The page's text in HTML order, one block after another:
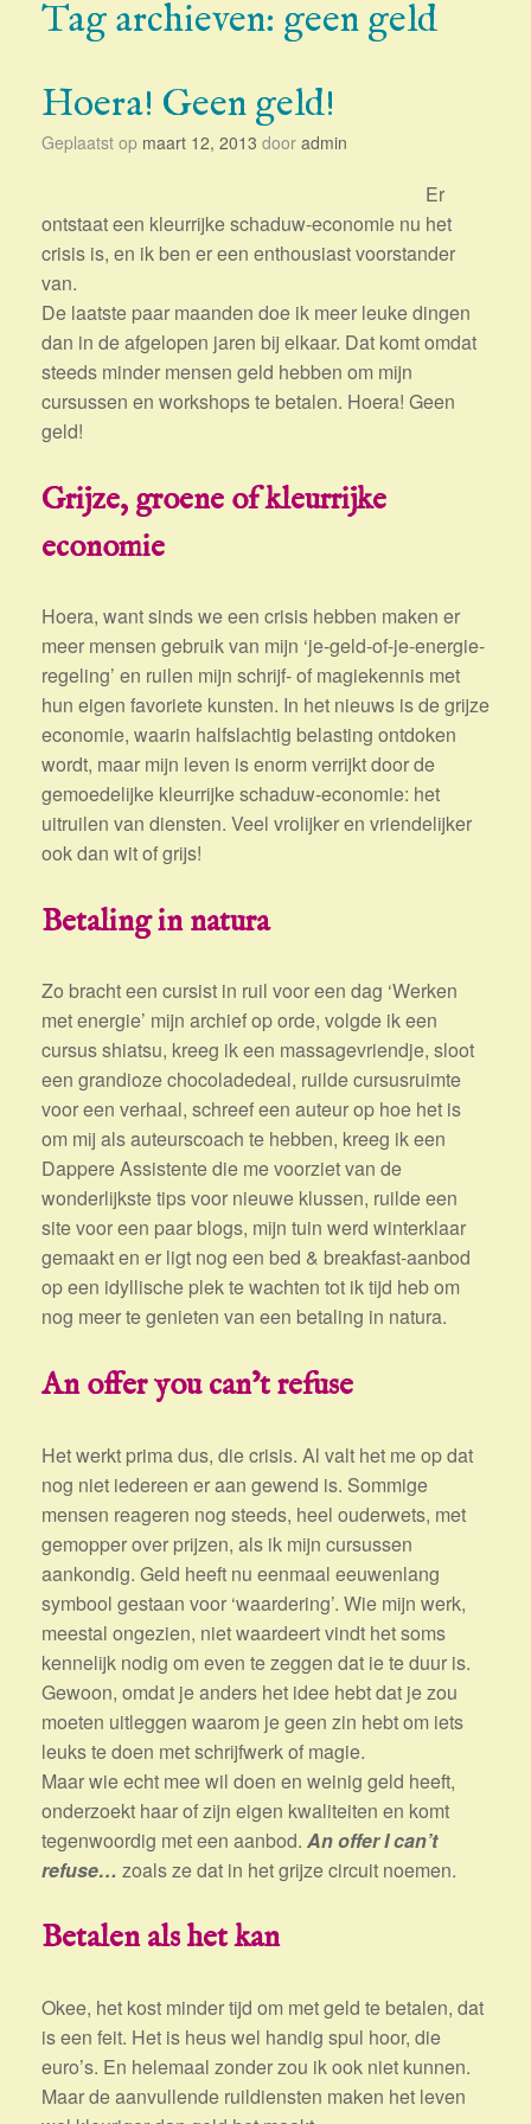
Tag archieven: geen geld
Hoera! Geen geld!
Geplaatst op maart 12, 2013 door admin
Er
ontstaat een kleurrijke schaduw-economie nu het
crisis is, en ik ben er een enthousiast voorstander
van.
De laatste paar maanden doe ik meer leuke dingen
dan in de afgelopen jaren bij elkaar. Dat komt omdat
steeds minder mensen geld hebben om mijn
cursussen en workshops te betalen. Hoera! Geen
geld!
Grijze, groene of kleurrijke
economie
Hoera, want sinds we een crisis hebben maken er
meer mensen gebruik van mijn ‘je-geld-of-je-energie-
regeling’ en ruilen mijn schrijf- of magiekennis met
hun eigen favoriete kunsten. In het nieuws is de grijze
economie, waarin halfslachtig belasting ontdoken
wordt, maar mijn leven is enorm verrijkt door de
gemoedelijke kleurrijke schaduw-economie: het
uitruilen van diensten. Veel vrolijker en vriendelijker
ook dan wit of grijs!
Betaling in natura
Zo bracht een cursist in ruil voor een dag ‘Werken
met energie’ mijn archief op orde, volgde ik een
cursus shiatsu, kreeg ik een massagevriendje, sloot
een grandioze chocoladedeal, ruilde cursusruimte
voor een verhaal, schreef een auteur op hoe het is
om mij als auteurscoach te hebben, kreeg ik een
Dappere Assistente die me voorziet van de
wonderlijkste tips voor nieuwe klussen, ruilde een
site voor een paar blogs, mijn tuin werd winterklaar
gemaakt en er ligt nog een bed & breakfast-aanbod
op een idyllische plek te wachten tot ik tijd heb om
nog meer te genieten van een betaling in natura.
An offer you can’t refuse
Het werkt prima dus, die crisis. Al valt het me op dat
nog niet iedereen er aan gewend is. Sommige
mensen reageren nog steeds, heel ouderwets, met
gemopper over prijzen, als ik mijn cursussen
aankondig. Geld heeft nu eenmaal eeuwenlang
symbool gestaan voor ‘waardering’. Wie mijn werk,
meestal ongezien, niet waardeert vindt het soms
kennelijk nodig om even te zeggen dat ie te duur is.
Gewoon, omdat je anders het idee hebt dat je zou
moeten uitleggen waarom je geen zin hebt om iets
leuks te doen met schrijfwerk of magie.
Maar wie echt mee wil doen en weinig geld heeft,
onderzoekt haar of zijn eigen kwaliteiten en komt
tegenwoordig met een aanbod. An offer I can’t
refuse… zoals ze dat in het grijze circuit noemen.
Betalen als het kan
Okee, het kost minder tijd om met geld te betalen, dat
is een feit. Het is heus wel handig spul hoor, die
euro’s. En helemaal zonder zou ik ook niet kunnen.
Maar de aanvullende ruildiensten maken het leven